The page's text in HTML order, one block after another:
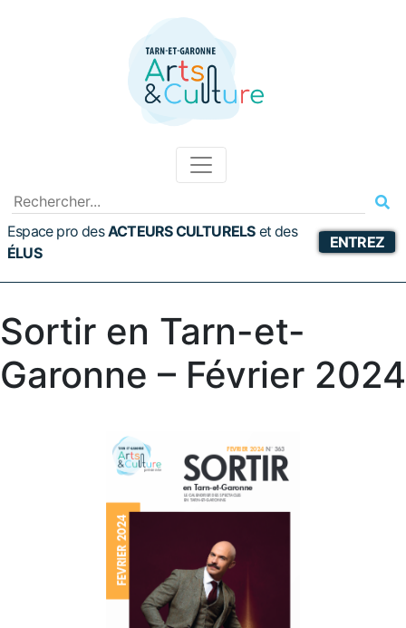
Espace pro desACTEURS CULTURELS etdes
ÉLUS
ENTREZ
Sortir en Tarn-et-
Garonne – Février 2024